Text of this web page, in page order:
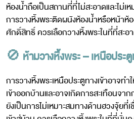
ห้องน้ำถือเป็นสถานที่ที่ไม่สะอาดและไม่เ
การวางหิ้งพระติดผนังห้องน้ำหรือหน้าห้
ศักดิ์สิทธิ์ ควรเลือกวางหิ้งพระในที่ที่สะอ
🚫 ห้ามวางหิ้งพระ – เหนือประตู
การวางหิ้งพระเหนือประตูทางเข้าอาจท
เข้าออกบ้านและอาจเกิดการสะเทือนจ
ยังเป็นการไม่เหมาะสมทางด้านฮวงจุ้ยที่